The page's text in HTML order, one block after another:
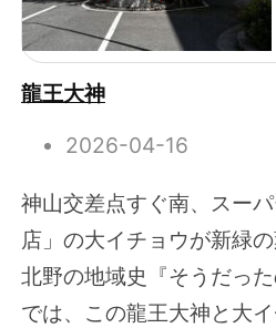
龍王大神
2026-04-16
神山交差点すぐ南、スー
店」の大イチョウが新緑の
北野の地域史『そうだった
では、この龍王大神と大